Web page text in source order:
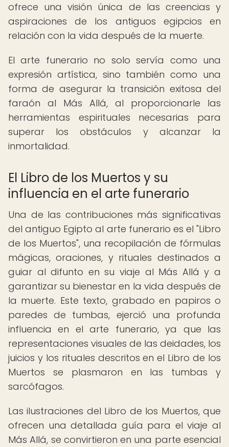
ofrece una visión única de las creencias y
aspiraciones de los antiguos egipcios en
relación con la vida después de la muerte.
El arte funerario no solo servía como una
expresión artística, sino también como una
forma de asegurar la transición exitosa del
faraón al Más Allá, al proporcionarle las
herramientas espirituales necesarias para
superar los obstáculos y alcanzar la
inmortalidad.
El Libro de los Muertos y su
influencia en el arte funerario
Una de las contribuciones más significativas
del antiguo Egipto al arte funerario es el "Libro
de los Muertos", una recopilación de fórmulas
mágicas, oraciones, y rituales destinados a
guiar al difunto en su viaje al Más Allá y a
garantizar su bienestar en la vida después de
la muerte. Este texto, grabado en papiros o
paredes de tumbas, ejerció una profunda
influencia en el arte funerario, ya que las
representaciones visuales de las deidades, los
juicios y los rituales descritos en el Libro de los
Muertos se plasmaron en las tumbas y
sarcófagos.
Las ilustraciones del Libro de los Muertos, que
ofrecen una detallada guía para el viaje al
Más Allá, se convirtieron en una parte esencial